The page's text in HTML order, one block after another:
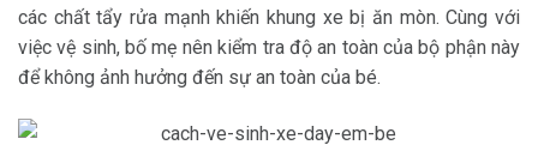
các chất tẩy rửa mạnh khiến khung xe bị ăn mòn. Cùng với
việc vệ sinh, bố mẹ nên kiểm tra độ an toàn của bộ phận này
để không ảnh hưởng đến sự an toàn của bé.